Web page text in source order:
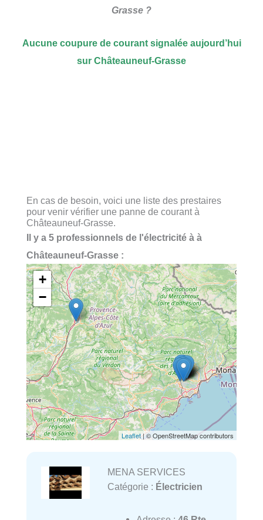
Grasse ?
Aucune coupure de courant signalée aujourd’hui
sur Châteauneuf-Grasse
En cas de besoin, voici une liste des prestaires
pour venir vérifier une panne de courant à
Châteauneuf-Grasse.
Il y a 5 professionnels de l'électricité à à
Châteauneuf-Grasse :
+
−
Leaflet| © OpenStreetMap contributors
MENA SERVICES
Catégorie : Électricien